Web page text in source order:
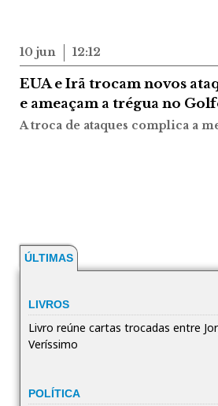
10 jun 12:12
EUA e Irã trocam novos
e ameaçam a trégua no
A troca de ataques complica a
ÚLTIMAS
LIVROS
Livro reúne cartas trocadas entre
Veríssimo
POLÍTICA